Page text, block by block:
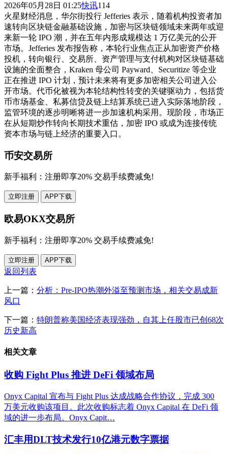
2026年05月28日 01:25快讯114
火星财经消息，华尔街投行 Jefferies 表示，随着机构投资者加
速转向区块链金融基础设施，加密与区块链领域未来两年或迎
来新一轮 IPO 潮，并在五年内形成规模达 1 万亿美元的公开
市场。Jefferies 发布报告称，本轮行业焦点正从加密资产价格
投机，转向银行、交易所、资产管理与支付机构对区块链基础
设施的全面整合，Kraken 母公司 Payward、Securitize 等企业
正在推进 IPO 计划，预计未来将有更多加密相关公司进入公
开市场。代币化被视为本轮结构性转变的关键驱动力，包括货
币市场基金、私募信贷及链上结算系统已进入实际落地阶段，
监管环境的逐步明晰将进一步加速机构采用。现阶段，市场正
在从短期炒作转向长期技术重估，加密 IPO 或成为连接传统
资本市场与链上经济的重要入口。
币安交易所
新手福利： 注册即享20% 交易手续费减免!
立即注册 APP下载
欧易OKX交易所
新手福利： 注册即享20% 交易手续费减免!
立即注册 APP下载
返回列表
上一篇： 分析：Pre-IPO热潮外溢至预测市场，相关交易成新
风口
下一篇： 特朗普称美国经济表现强劲，自其上任股市已创68次
历史新高
相关文章
收购 Fight Plus 推进 DeFi 领域布局
Onyx Capital 宣布与 Fight Plus 达成战略合作协议，完成 300
万美元收购该项目。此次收购标志着 Onyx Capital 在 DeFi 领
域的进一步布局。Onyx Capit…
汇丰用DLT技术发行10亿港元数字票据